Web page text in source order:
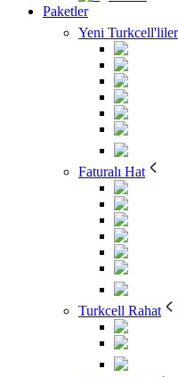
Paketler
Yeni Turkcell'liler
Faturalı Hat
Turkcell Rahat